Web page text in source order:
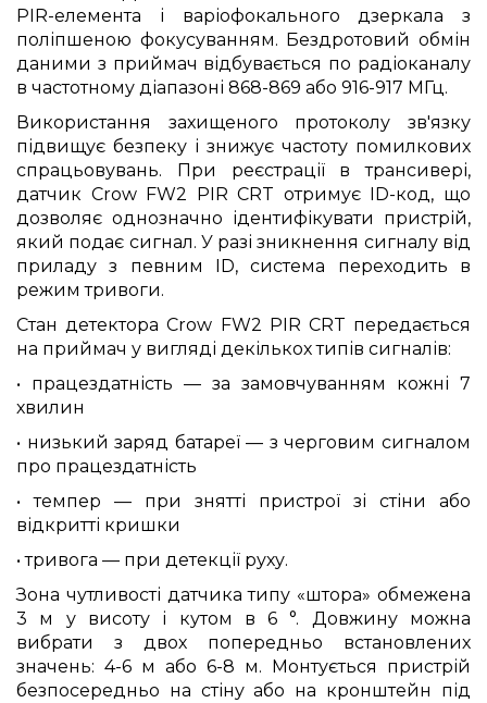
PIR-елемента і варіофокального дзеркала з
поліпшеною фокусуванням. Бездротовий обмін
даними з приймач відбувається по радіоканалу
в частотному діапазоні 868-869 або 916-917 МГц.
Використання захищеного протоколу зв'язку
підвищує безпеку і знижує частоту помилкових
спрацьовувань. При реєстрації в трансивері,
датчик Crow FW2 PIR CRT отримує ID-код, що
дозволяє однозначно ідентифікувати пристрій,
який подає сигнал. У разі зникнення сигналу від
приладу з певним ID, система переходить в
режим тривоги.
Стан детектора Crow FW2 PIR CRT передається
на приймач у вигляді декількох типів сигналів:
• працездатність — за замовчуванням кожні 7
хвилин
• низький заряд батареї — з черговим сигналом
про працездатність
• темпер — при знятті пристрої зі стіни або
відкритті кришки
• тривога — при детекції руху.
Зона чутливості датчика типу «штора» обмежена
3 м у висоту і кутом в 6 °. Довжину можна
вибрати з двох попередньо встановлених
значень: 4-6 м або 6-8 м. Монтується пристрій
безпосередньо на стіну або на кронштейн під